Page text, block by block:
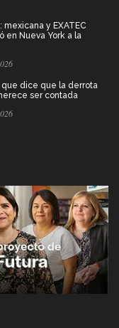
mexicana y EXATEC
en Nueva York a la
que dice que la derrota
ser contada